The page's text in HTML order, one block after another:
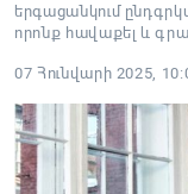
երգացանկում
որոնք հավաքել և
07 Հունվարի 2025,